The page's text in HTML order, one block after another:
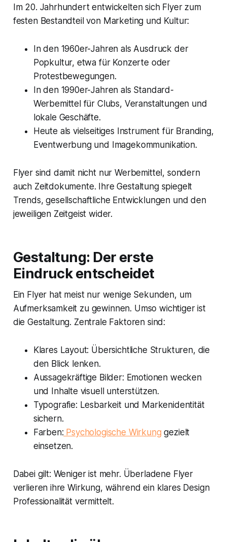
Im 20. Jahrhundert entwickelten sich Flyer zum
festen Bestandteil von Marketing und Kultur:
In den 1960er-Jahren als Ausdruck der
Popkultur, etwa für Konzerte oder
Protestbewegungen.
In den 1990er-Jahren als Standard-
Werbemittel für Clubs, Veranstaltungen und
lokale Geschäfte.
Heute als vielseitiges Instrument für Branding,
Eventwerbung und Imagekommunikation.
Flyer sind damit nicht nur Werbemittel, sondern
auch Zeitdokumente. Ihre Gestaltung spiegelt
Trends, gesellschaftliche Entwicklungen und den
jeweiligen Zeitgeist wider.
Gestaltung: Der erste
Eindruck entscheidet
Ein Flyer hat meist nur wenige Sekunden, um
Aufmerksamkeit zu gewinnen. Umso wichtiger ist
die Gestaltung. Zentrale Faktoren sind:
Klares Layout: Übersichtliche Strukturen, die
den Blick lenken.
Aussagekräftige Bilder: Emotionen wecken
und Inhalte visuell unterstützen.
Typografie: Lesbarkeit und Markenidentität
sichern.
Farben: Psychologische Wirkung gezielt
einsetzen.
Dabei gilt: Weniger ist mehr. Überladene Flyer
verlieren ihre Wirkung, während ein klares Design
Professionalität vermittelt.